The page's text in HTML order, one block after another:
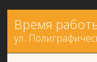
Время
ул.